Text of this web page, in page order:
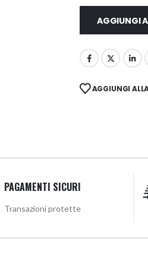
AGGIUNGI
AGGIUNGI
PAGAMENTI SICURI
Transazioni protette